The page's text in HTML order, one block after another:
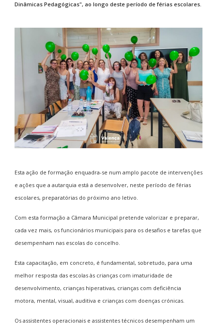
Dinâmicas Pedagógicas", ao longo deste período de férias escolares.
Esta ação de formação enquadra-se num amplo pacote de intervenções
e ações que a autarquia está a desenvolver, neste período de férias
escolares, preparatórias do próximo ano letivo.
Com esta formação a Câmara Municipal pretende valorizar e preparar,
cada vez mais, os funcionários municipais para os desafios e tarefas que
desempenham nas escolas do concelho.
Esta capacitação, em concreto, é fundamental, sobretudo, para uma
melhor resposta das escolas às crianças com imaturidade de
desenvolvimento, crianças hiperativas, crianças com deficiência
motora, mental, visual, auditiva e crianças com doenças crónicas.
Os assistentes operacionais e assistentes técnicos desempenham um